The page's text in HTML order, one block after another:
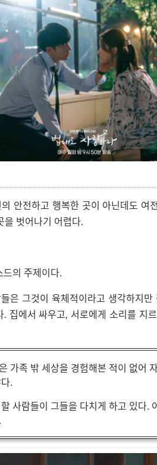
안전하고 행복한 곳이 아닌데도
을 벗어나기 어렵다.
드의 주제이다.
은 그것이 육체적이라고 생각하지
집에서 싸우고, 서로에게 소리를 지
가족 밖 세상을 경험해본 적이 없어
.
사람들이 그들을 다치게 하고 있다.